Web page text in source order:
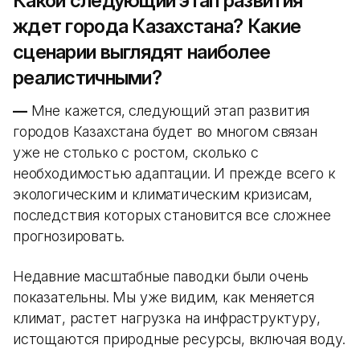
ждет города Казахстана? Какие
сценарии выглядят наиболее
реалистичными?
—Мне кажется, следующий этап развития
городов Казахстана будет во многом связан
уже не столько с ростом, сколько с
необходимостью адаптации. И прежде всего к
экологическим и климатическим кризисам,
последствия которых становится все сложнее
прогнозировать.
Недавние масштабные паводки были очень
показательны. Мы уже видим, как меняется
климат, растет нагрузка на инфраструктуру,
истощаются природные ресурсы, включая воду.